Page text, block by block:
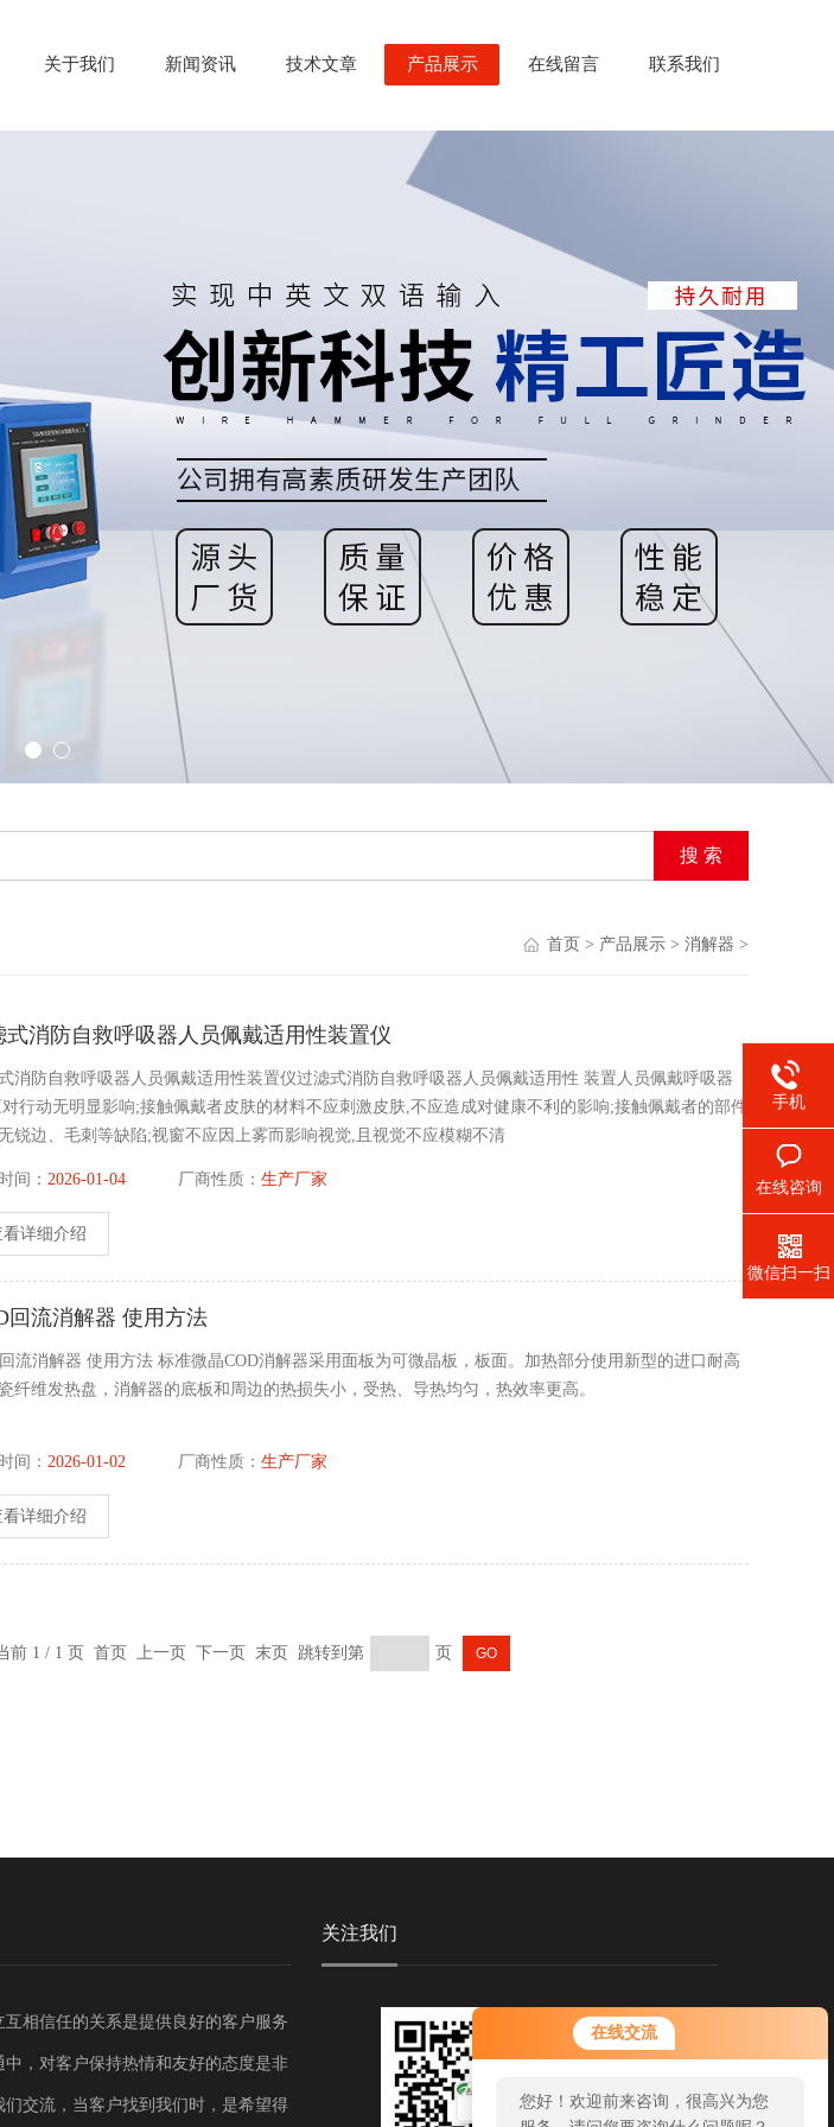
在线交流
您好！欢迎前来咨询，很高兴为您
关于我们 新闻资讯 技术文章 产品展示 在线留言 联系我们
首页 > 产品展示 > 消解器 >
式消防自救呼吸器人员佩戴适用性装置仪
消防自救呼吸器人员佩戴适用性装置仪过滤式消防自救呼吸器人员佩戴适用性 装置人员佩戴呼吸器
行动无明显影响;接触佩戴者皮肤的材料不应刺激皮肤,不应造成对健康不利的影响;接触佩戴者的部件
锐边、毛刺等缺陷;视窗不应因上雾而影响视觉,且视觉不应模糊不清
间：2026-01-04 厂商性质：生产厂家
看详细介绍
回流消解器 使用方法
流消解器 使用方法 标准微晶COD消解器采用面板为可微晶板，板面。加热部分使用新型的进口耐高
纤维发热盘，消解器的底板和周边的热损失小，受热、导热均匀，热效率更高。
间：2026-01-02 厂商性质：生产厂家
看详细介绍
前 1 / 1 页 首页 上一页 下一页 末页 跳转到第 页
互相信任的关系是提供良好的客户服务
，对客户保持热情和友好的态度是非
交流，当客户找到我们时，是希望得
关注我们
手机
在线咨询
微信扫一扫